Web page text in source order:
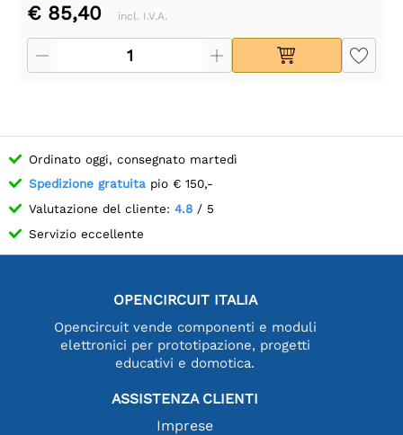
€ 85,40 incl. I.V.A.
Ordinato oggi, consegnato martedì
Spedizione gratuita pio € 150,-
Valutazione del cliente: 4.8 / 5
Servizio eccellente
OPENCIRCUIT ITALIA
Opencircuit vende componenti e moduli
elettronici per prototipazione, progetti
educativi e domotica.
ASSISTENZA CLIENTI
Imprese